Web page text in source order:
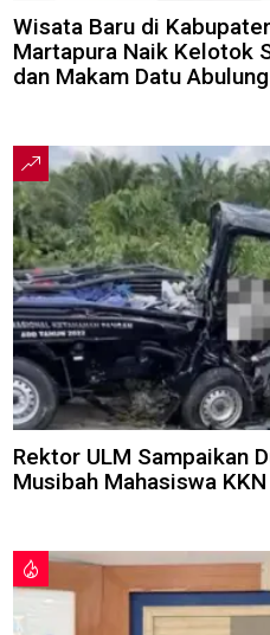
Wisata Baru di
Martapura Naik Kelotok
dan Makam Datu Abulung
Rektor ULM Sampaikan
Musibah Mahasiswa